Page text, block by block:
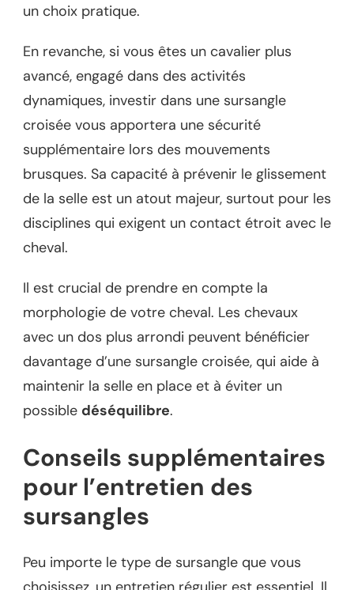
un choix pratique.
En revanche, si vous êtes un cavalier plus
avancé, engagé dans des activités
dynamiques, investir dans une sursangle
croisée vous apportera une sécurité
supplémentaire lors des mouvements
brusques. Sa capacité à prévenir le glissement
de la selle est un atout majeur, surtout pour les
disciplines qui exigent un contact étroit avec le
cheval.
Il est crucial de prendre en compte la
morphologie de votre cheval. Les chevaux
avec un dos plus arrondi peuvent bénéficier
davantage d’une sursangle croisée, qui aide à
maintenir la selle en place et à éviter un
possible déséquilibre.
Conseils supplémentaires
pour l’entretien des
sursangles
Peu importe le type de sursangle que vous